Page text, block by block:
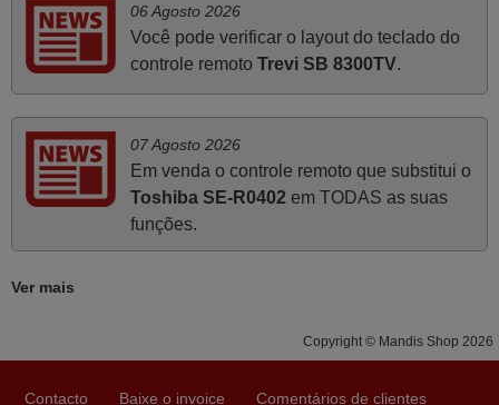
O comando veio bem embrulhado e protegido. Fez logo a
emparelhamento com a televisão, sem problemas.
PORTUGAL
tive com a vossa Empresa durante a minha encomenda
06 Agosto 2026
Você pode verificar o layout do teclado do
controle remoto Trevi SB 8300TV.
07 Agosto 2026
Em venda o controle remoto que substitui o
Toshiba SE-R0402 em TODAS as suas
funções.
Ver mais
Copyright © Mandis Shop 2026
Contacto Baixe o invoice Comentários de clientes